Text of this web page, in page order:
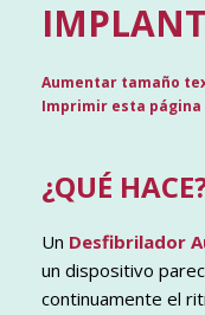
Aumentar tamaño
Imprimir esta página
¿QUÉ
Un Desfibrilador
un dispositivo
continuamente el